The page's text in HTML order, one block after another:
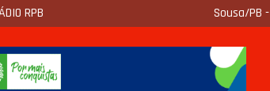
RPB Sousa/PB -